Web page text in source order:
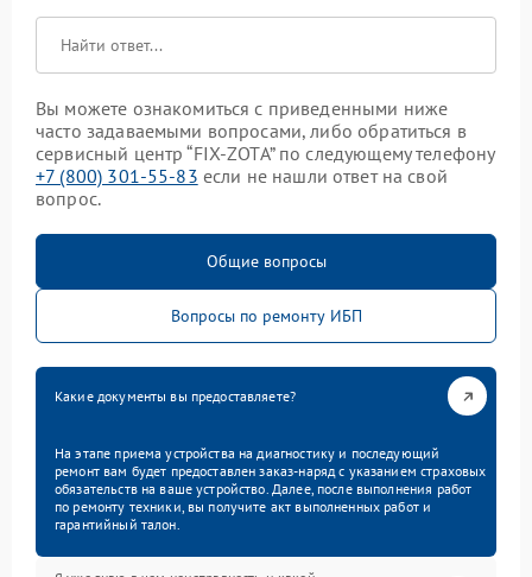
Вы можете ознакомиться с приведенными ниже
часто задаваемыми вопросами, либо обратиться в
сервисный центр “FIX-ZOTA” по следующему телефону
+7 (800) 301-55-83 если не нашли ответ на свой
вопрос.
Общие вопросы
Вопросы по ремонту ИБП
Какие документы вы предоставляете?
На этапе приема устройства на диагностику и последующий
ремонт вам будет предоставлен заказ-наряд с указанием страховых
обязательств на ваше устройство. Далее, после выполнения работ
по ремонту техники, вы получите акт выполненных работ и
гарантийный талон.